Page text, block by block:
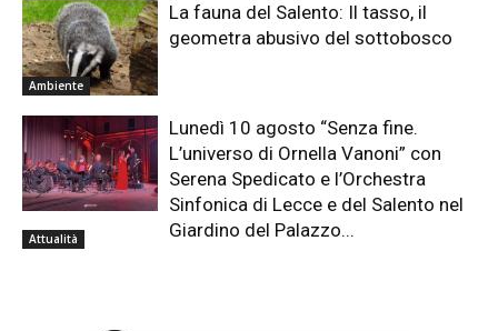
Ambiente
La fauna del Salento: Il tasso, il
geometra abusivo del sottobosco
Attualità
Lunedì 10 agosto “Senza fine.
L’universo di Ornella Vanoni” con
Serena Spedicato e l’Orchestra
Sinfonica di Lecce e del Salento nel
Giardino del Palazzo...